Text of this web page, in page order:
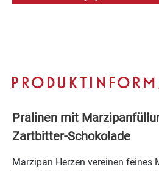
Pralinen mit
Zartbitter-Schokolade
Marzipan Herzen vereinen feines